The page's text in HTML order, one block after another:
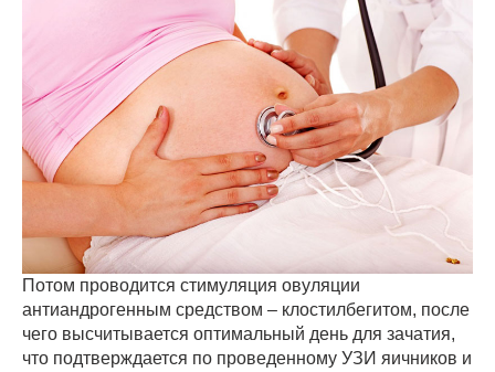
Потом проводится стимуляция овуляции
антиандрогенным средством – клостилбегитом, после
чего высчитывается оптимальный день для зачатия,
что подтверждается по проведенному УЗИ яичников и